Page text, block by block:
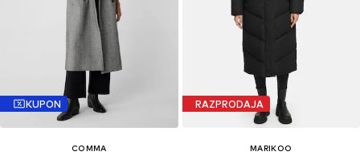
KUPON
COMMA
RAZPRODAJA
MARIKOO